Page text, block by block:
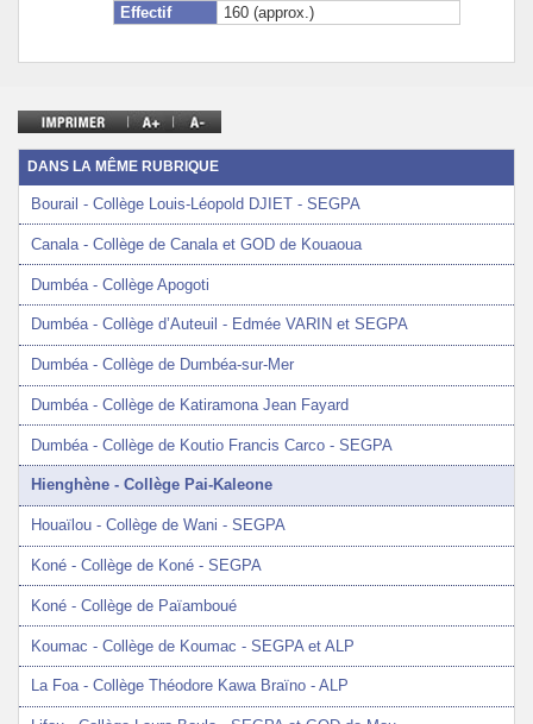
Effectif
160 (approx.)
DANS LA MÊME RUBRIQUE
Bourail - Collège Louis-Léopold DJIET - SEGPA
Canala - Collège de Canala et GOD de Kouaoua
Dumbéa - Collège Apogoti
Dumbéa - Collège d’Auteuil - Edmée VARIN et SEGPA
Dumbéa - Collège de Dumbéa-sur-Mer
Dumbéa - Collège de Katiramona Jean Fayard
Dumbéa - Collège de Koutio Francis Carco - SEGPA
Hienghène - Collège Pai-Kaleone
Houaïlou - Collège de Wani - SEGPA
Koné - Collège de Koné - SEGPA
Koné - Collège de Païamboué
Koumac - Collège de Koumac - SEGPA et ALP
La Foa - Collège Théodore Kawa Braïno - ALP